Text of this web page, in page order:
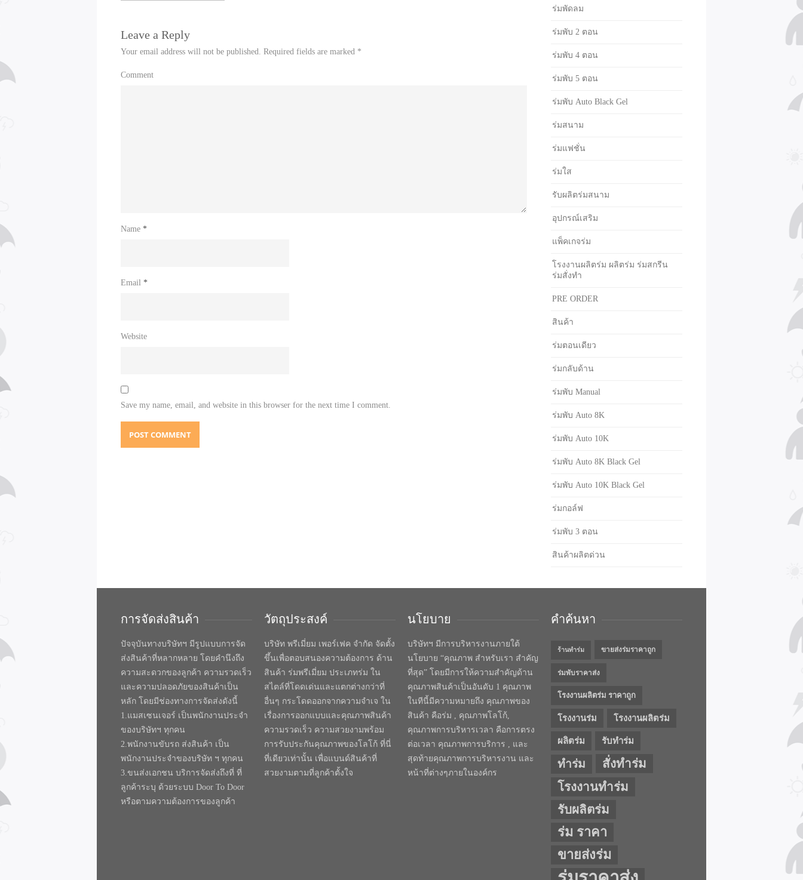
Leave a Reply
Your email address will not be published. Required fields are marked *
Comment
Name *
Email *
Website
Save my name, email, and website in this browser for the next time I comment.
ร่มพัดลม
ร่มพับ 2 ตอน
ร่มพับ 4 ตอน
ร่มพับ 5 ตอน
ร่มพับ Auto Black Gel
ร่มสนาม
ร่มแฟชั่น
ร่มใส
รับผลิตร่มสนาม
อุปกรณ์เสริม
แพ็คเกจร่ม
โรงงานผลิตร่ม ผลิตร่ม ร่มสกรีน
ร่มสั่งทำ
PRE ORDER
สินค้า
ร่มตอนเดียว
ร่มกลับด้าน
ร่มพับ Manual
ร่มพับ Auto 8K
ร่มพับ Auto 10K
ร่มพับ Auto 8K Black Gel
ร่มพับ Auto 10K Black Gel
ร่มกอล์ฟ
ร่มพับ 3 ตอน
สินค้าผลิตด่วน
การจัดส่งสินค้า
ปัจจุบันทางบริษัทฯ มีรูปแบบการจัด
ส่งสินค้าที่หลากหลาย โดยคำนึงถึง
ความสะดวกของลูกค้า ความรวดเร็ว
และความปลอดภัยของสินค้าเป็น
หลัก โดยมีช่องทางการจัดส่งดังนี้
1.แมสเซนเจอร์ เป็นพนักงานประจำ
ของบริษัทฯ ทุกคน
2.พนักงานขับรถ ส่งสินค้า เป็น
พนักงานประจำของบริษัท ฯ ทุกคน
3.ขนส่งเอกชน บริการจัดส่งถึงที่ ที่
ลูกค้าระบุ ด้วยระบบ Door To Door
หรือตามความต้องการของลูกค้า
วัตถุประสงค์
บริษัท พรีเมี่ยม เพอร์เฟค จำกัด จัดตั้ง
ขึ้นเพื่อตอบสนองความต้องการ ด้าน
สินค้า ร่มพรีเมี่ยม ประเภทร่ม ใน
สไตล์ที่โดดเด่นและแตกต่างกว่าที่
อื่นๆ กระโดดออกจากความจำเจ ใน
เรื่องการออกแบบและคุณภาพสินค้า
ความรวดเร็ว ความสวยงามพร้อม
การรับประกันคุณภาพของโลโก้ ที่นี่
ที่เดียวเท่านั้น เพื่อแบนด์สินค้าที่
สวยงามตามที่ลูกค้าตั้งใจ
นโยบาย
บริษัทฯ มีการบริหารงานภายใต้
นโยบาย “คุณภาพ สำหรับเรา สำคัญ
ที่สุด” โดยมีการให้ความสำคัญด้าน
คุณภาพสินค้าเป็นอันดับ 1 คุณภาพ
ในทีนี้มีความหมายถึง คุณภาพของ
สินค้า คือร่ม , คุณภาพโลโก้,
คุณภาพการบริหารเวลา คือการตรง
ต่อเวลา คุณภาพการบริการ , และ
สุดท้ายคุณภาพการบริหารงาน และ
หน้าที่ต่างๆภายในองค์กร
คำค้นหา
ร้านทำร่ม ขายส่งร่มราคาถูก
ร่มพับราคาส่ง
โรงงานผลิตร่ม ราคาถูก
โรงงานร่ม โรงงานผลิตร่ม
ผลิตร่ม รับทำร่ม
ทำร่ม
สั่งทำร่ม
โรงงานทำร่ม
รับผลิตร่ม
ร่ม ราคา
ขายส่งร่ม